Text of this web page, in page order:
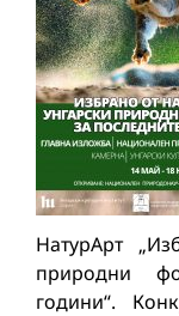
НатурАрт
природни
години“.